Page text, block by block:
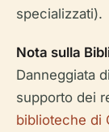
specializzati).
Nota sulla
Danneggiata
supporto dei
biblioteche di